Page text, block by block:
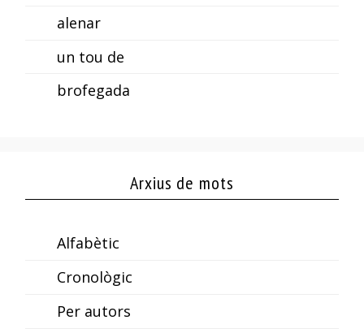
alenar
un tou de
brofegada
Arxius de mots
Alfabètic
Cronològic
Per autors